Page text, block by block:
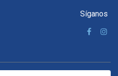
Síganos